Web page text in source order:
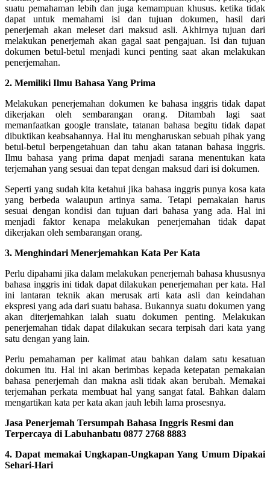
suatu pemahaman lebih dan juga kemampuan khusus. ketika tidak
dapat untuk memahami isi dan tujuan dokumen, hasil dari
penerjemah akan meleset dari maksud asli. Akhirnya tujuan dari
melakukan penerjemah akan gagal saat pengajuan. Isi dan tujuan
dokumen betul-betul menjadi kunci penting saat akan melakukan
penerjemahan.
2. Memiliki Ilmu Bahasa Yang Prima
Melakukan penerjemahan dokumen ke bahasa inggris tidak dapat
dikerjakan oleh sembarangan orang. Ditambah lagi saat
memanfaatkan google translate, tatanan bahasa begitu tidak dapat
dibuktikan keabsahannya. Hal itu mengharuskan sebuah pihak yang
betul-betul berpengetahuan dan tahu akan tatanan bahasa inggris.
Ilmu bahasa yang prima dapat menjadi sarana menentukan kata
terjemahan yang sesuai dan tepat dengan maksud dari isi dokumen.
Seperti yang sudah kita ketahui jika bahasa inggris punya kosa kata
yang berbeda walaupun artinya sama. Tetapi pemakaian harus
sesuai dengan kondisi dan tujuan dari bahasa yang ada. Hal ini
menjadi faktor kenapa melakukan penerjemahan tidak dapat
dikerjakan oleh sembarangan orang.
3. Menghindari Menerjemahkan Kata Per Kata
Perlu dipahami jika dalam melakukan penerjemah bahasa khususnya
bahasa inggris ini tidak dapat dilakukan penerjemahan per kata. Hal
ini lantaran teknik akan merusak arti kata asli dan keindahan
ekspresi yang ada dari suatu bahasa. Bukannya suatu dokumen yang
akan diterjemahkan ialah suatu dokumen penting. Melakukan
penerjemahan tidak dapat dilakukan secara terpisah dari kata yang
satu dengan yang lain.
Perlu pemahaman per kalimat atau bahkan dalam satu kesatuan
dokumen itu. Hal ini akan berimbas kepada ketepatan pemakaian
bahasa penerjemah dan makna asli tidak akan berubah. Memakai
terjemahan perkata membuat hal yang sangat fatal. Bahkan dalam
mengartikan kata per kata akan jauh lebih lama prosesnya.
Jasa Penerjemah Tersumpah Bahasa Inggris Resmi dan
Terpercaya di Labuhanbatu 0877 2768 8883
4. Dapat memakai Ungkapan-Ungkapan Yang Umum Dipakai
Sehari-Hari